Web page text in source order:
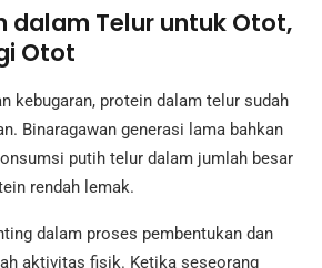
dalam Telur untuk Otot,
Otot
kebugaran, protein dalam telur sudah
Binaragawan generasi lama bahkan
putih telur dalam jumlah besar
rendah lemak.
dalam proses pembentukan dan
aktivitas fisik. Ketika seseorang